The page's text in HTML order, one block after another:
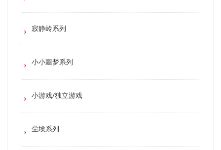
寂静岭系列
小小噩梦系列
小游戏/独立游戏
尘埃系列